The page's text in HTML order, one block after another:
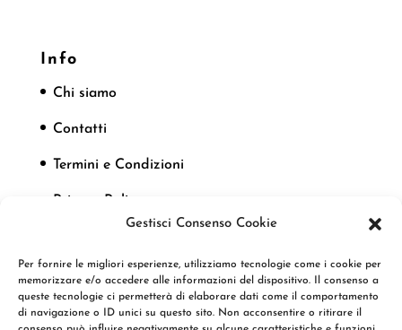
Gestisci Consenso Cookie
Per fornire le migliori esperienze, utilizziamo tecnologie come i cookie per
memorizzare e/o accedere alle informazioni del dispositivo. Il consenso a
queste tecnologie ci permetterà di elaborare dati come il comportamento
di navigazione o ID unici su questo sito. Non acconsentire o ritirare il
Info
Chi siamo
Contatti
Termini e Condizioni
Privacy Policy
Seguici